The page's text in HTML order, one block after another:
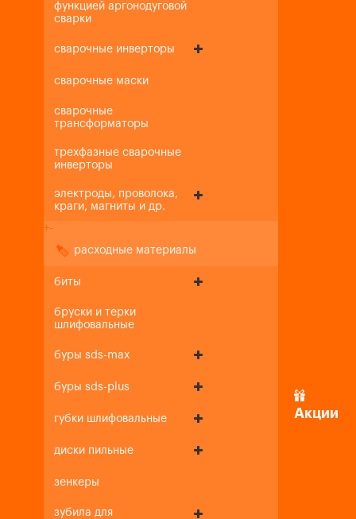
функцией аргонодуговой
сварки
сварочные инверторы
сварочные маски
сварочные
трансформаторы
трехфазные сварочные
инверторы
электроды, проволока,
краги, магниты и др.
+-
расходные материалы
биты
бруски и терки
шлифовальные
буры sds-max
буры sds-plus
губки шлифовальные
диски пильные
зенкеры
зубила для
Акции